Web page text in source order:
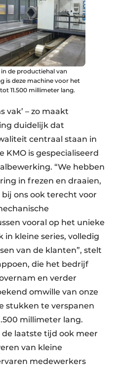
de productiehal van
is deze machine voor het
11.500 millimeter lang.
vak’ – zo maakt
duidelijk dat
centraal staan in
KMO is gespecialiseerd
“We hebben
in frezen en draaien,
ons ook terecht voor
vooral op het unieke
kleine series, volledig
van de klanten”, stelt
die het bedrijf
en verder
omwille van onze
stukken te verspanen
millimeter lang.
laatste tijd ook meer
van kleine
medewerkers